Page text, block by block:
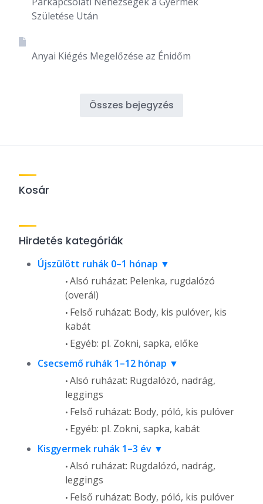
Születése Után
Anyai Kiégés Megelőzése az Énidőm
Összes bejegyzés
Kosár
Hirdetés kategóriák
Újszülött ruhák 0–1 hónap
Alsó ruházat: Pelenka, rugdalózó
(overál)
Felső ruházat: Body, kis pulóver, kis
kabát
Egyéb: pl. Zokni, sapka, előke
Csecsemő ruhák 1–12 hónap
Alsó ruházat: Rugdalózó, nadrág,
leggings
Felső ruházat: Body, póló, kis pulóver
Egyéb: pl. Zokni, sapka, kabát
Kisgyermek ruhák 1–3 év
Alsó ruházat: Rugdalózó, nadrág,
leggings
Felső ruházat: Body, póló, kis pulóver